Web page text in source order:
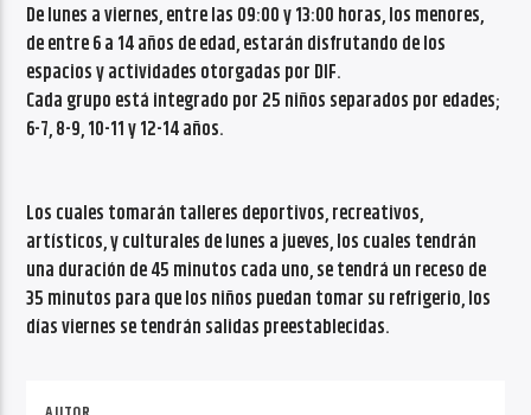
De lunes a viernes, entre las 09:00 y 13:00 horas, los menores,
de entre 6 a 14 años de edad, estarán disfrutando de los
espacios y actividades otorgadas por DIF.
Cada grupo está integrado por 25 niños separados por edades;
6-7, 8-9, 10-11 y 12-14 años.
Los cuales tomarán talleres deportivos, recreativos,
artísticos, y culturales de lunes a jueves, los cuales tendrán
una duración de 45 minutos cada uno, se tendrá un receso de
35 minutos para que los niños puedan tomar su refrigerio, los
días viernes se tendrán salidas preestablecidas.